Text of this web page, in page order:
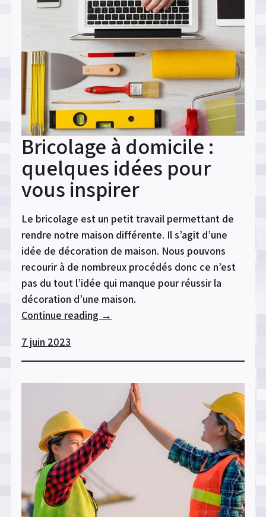
:
le
guide
de
choix
d’entreprise »
Bricolage à domicile :
quelques idées pour
vous inspirer
Le bricolage est un petit travail permettant de
rendre notre maison différente. Il s’agit d’une
idée de décoration de maison. Nous pouvons
recourir à de nombreux procédés donc ce n’est
pas du tout l’idée qui manque pour réussir la
décoration d’une maison.
Continue reading « Bricolage
:
pour
vous
inspirer »
→
7 juin 2023